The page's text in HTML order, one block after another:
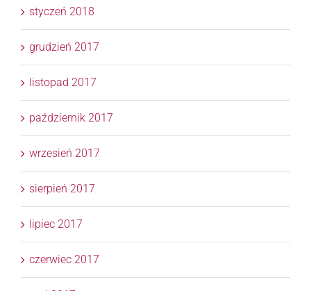
styczeń 2018
grudzień 2017
listopad 2017
październik 2017
wrzesień 2017
sierpień 2017
lipiec 2017
czerwiec 2017